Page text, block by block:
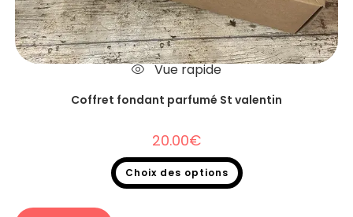
Vue rapide
Coffret fondant parfumé St valentin
20.00€
Choix des options